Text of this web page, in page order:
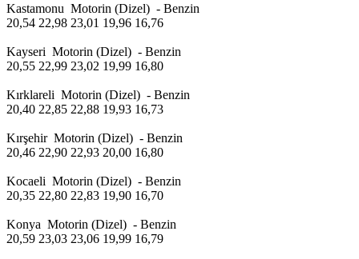
Kastamonu Motorin (Dizel) - Benzin
20,54 22,98 23,01 19,96 16,76
Kayseri Motorin (Dizel) - Benzin
20,55 22,99 23,02 19,99 16,80
Kırklareli Motorin (Dizel) - Benzin
20,40 22,85 22,88 19,93 16,73
Kırşehir Motorin (Dizel) - Benzin
20,46 22,90 22,93 20,00 16,80
Kocaeli Motorin (Dizel) - Benzin
20,35 22,80 22,83 19,90 16,70
Konya Motorin (Dizel) - Benzin
20,59 23,03 23,06 19,99 16,79